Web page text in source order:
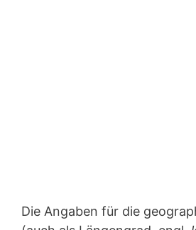
Die Angaben für die